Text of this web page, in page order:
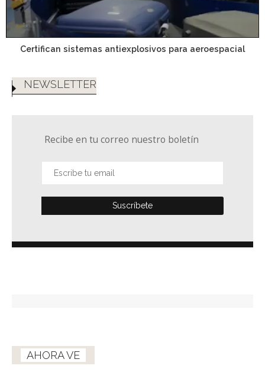
Certifican sistemas antiexplosivos para aeroespacial
NEWSLETTER
Recibe en tu correo nuestro boletín
AHORA VE